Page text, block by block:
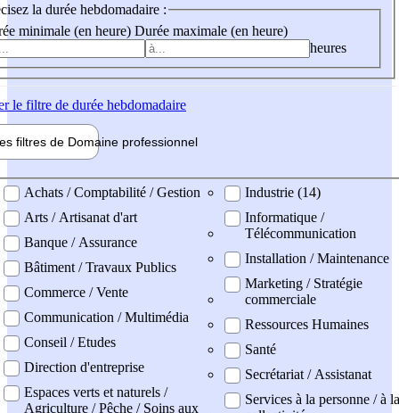
la durée hebdomadaire :
minimale (en heure) Durée maximale (en heure)
heures
le filtre de durée hebdomadaire
filtres de Domaine professionnel
professionel
Achats / Comptabilité / Gestion
Arts / Artisanat d'art
Banque / Assurance
Bâtiment / Travaux Publics
Commerce / Vente
Communication / Multimédia
Conseil / Etudes
Direction d'entreprise
Espaces verts et naturels /
Agriculture / Pêche / Soins aux
Industrie (14)
Informatique /
Télécommunication
Installation / Maintenance
Marketing / Stratégie
commerciale
Ressources Humaines
Santé
Secrétariat / Assistanat
Services à la personne / à la